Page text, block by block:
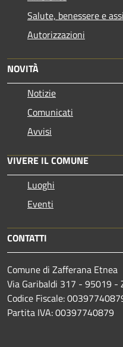
Salute, benessere e
Autorizzazioni
NOVITÀ
Notizie
Comunicati
Avvisi
VIVERE IL COMUNE
Luoghi
Eventi
CONTATTI
Comune di Zafferana Etnea
Via Garibaldi 317 - 95019 -
Codice Fiscale:
Partita IVA: 00397740879